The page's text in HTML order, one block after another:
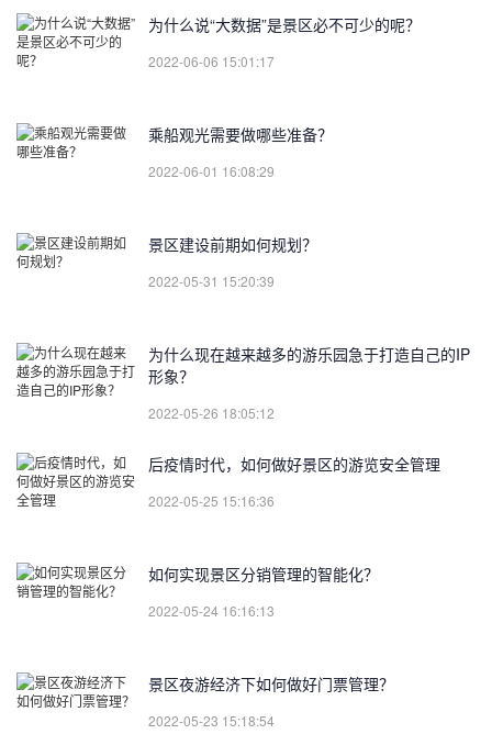
为什么说“大数据”是景区必不可少的呢？
2022-06-06 15:01:17
乘船观光需要做哪些准备？
2022-06-01 16:08:29
景区建设前期如何规划？
2022-05-31 15:20:39
为什么现在越来越多的游乐园急于打造自己的IP
形象？
2022-05-26 18:05:12
后疫情时代，如何做好景区的游览安全管理
2022-05-25 15:16:36
如何实现景区分销管理的智能化？
2022-05-24 16:16:13
景区夜游经济下如何做好门票管理？
2022-05-23 15:18:54